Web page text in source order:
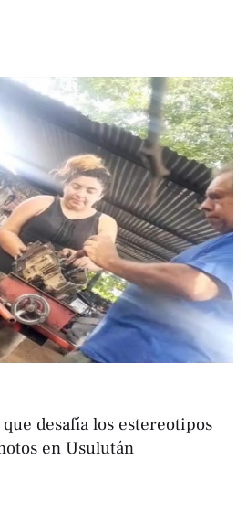
desafía los estereotipos
en Usulután